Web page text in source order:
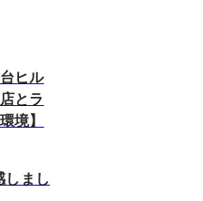
ヒル
とラ
境】
しまし